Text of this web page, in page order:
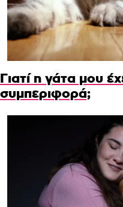
Γιατί η γάτα μου
συμπεριφορά;